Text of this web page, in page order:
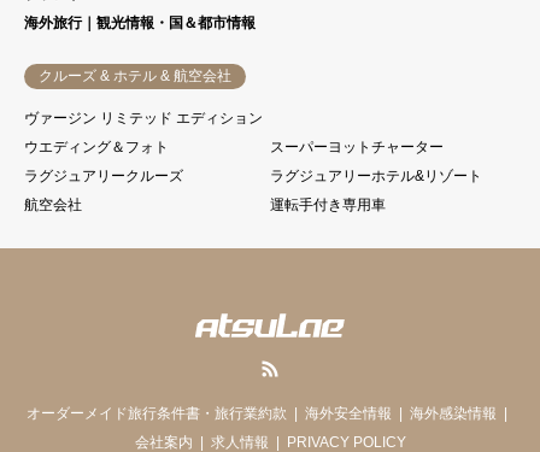
海外旅行｜観光情報・国＆都市情報
クルーズ & ホテル & 航空会社
ヴァージン リミテッド エディション
ウエディング＆フォト
スーパーヨットチャーター
ラグジュアリークルーズ
ラグジュアリーホテル&リゾート
航空会社
運転手付き専用車
オーダーメイド旅行条件書・旅行業約款 海外安全情報
海外感染情報
会社案内
求人情報 PRIVACY POLICY